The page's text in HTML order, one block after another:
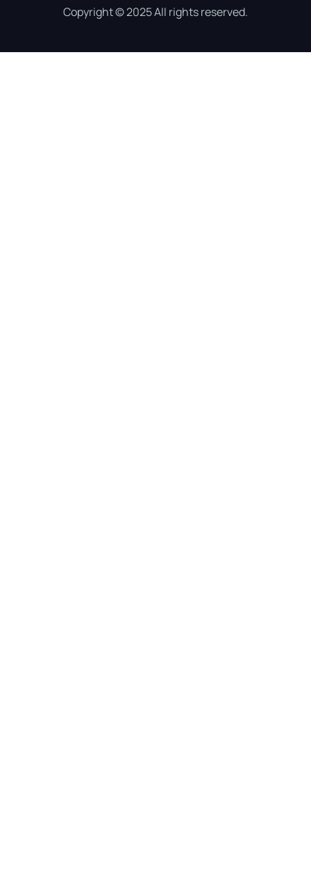
Copyright © 2025 All rights reserved.